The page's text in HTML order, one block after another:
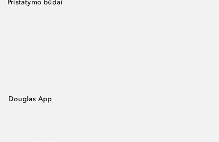
Pristatymo būdai
Douglas App